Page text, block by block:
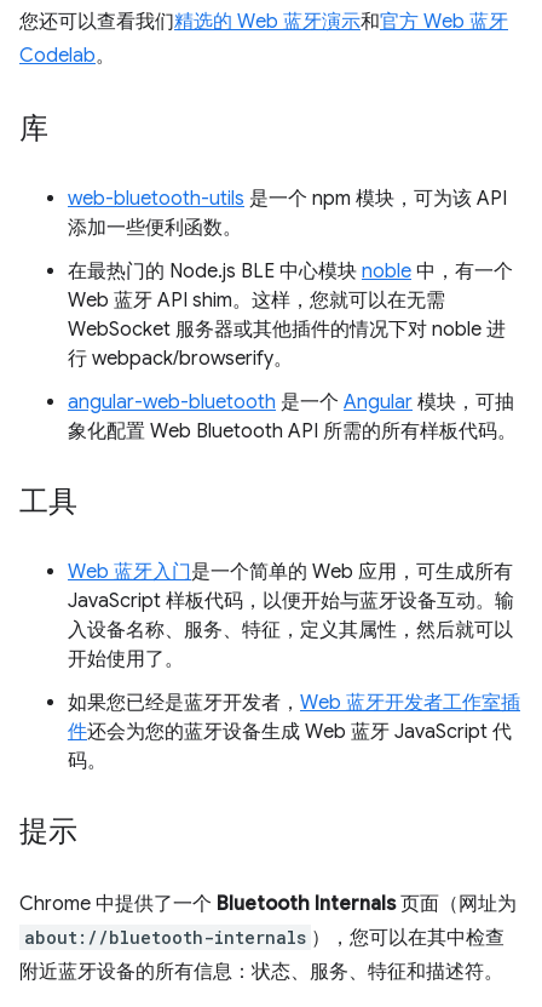
您还可以查看我们精选的 Web 蓝牙演示和官方 Web 蓝牙
Codelab。
库
web-bluetooth-utils 是一个 npm 模块，可为该 API
添加一些便利函数。
在最热门的 Node.js BLE 中心模块 noble 中，有一个
Web 蓝牙 API shim。这样，您就可以在无需
WebSocket 服务器或其他插件的情况下对 noble 进
行 webpack/browserify。
angular-web-bluetooth 是一个 Angular 模块，可抽
象化配置 Web Bluetooth API 所需的所有样板代码。
工具
Web 蓝牙入门是一个简单的 Web 应用，可生成所有
JavaScript 样板代码，以便开始与蓝牙设备互动。输
入设备名称、服务、特征，定义其属性，然后就可以
开始使用了。
如果您已经是蓝牙开发者， Web 蓝牙开发者工作室插
件还会为您的蓝牙设备生成 Web 蓝牙 JavaScript 代
码。
提示
Chrome 中提供了一个 Bluetooth Internals页面（网址为
about://bluetooth-internals ），您可以在其中检查
附近蓝牙设备的所有信息：状态、服务、特征和描述符。